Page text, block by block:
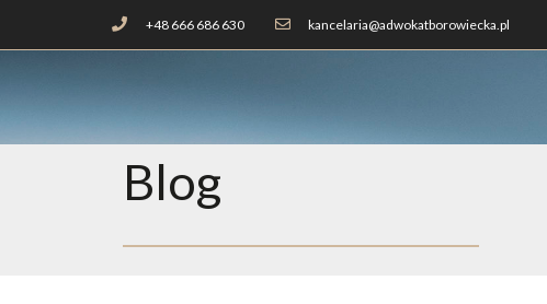
+48 666 686 630 kancelaria@adwokatborowiecka.pl
Blog